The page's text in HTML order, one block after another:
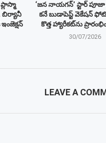
బిర్యానీ
‘జన నాయగన్’ స్టార్ పూజా
కనే బుడాపెస్ట్ వెకేషన్
కొత్త హ్యారీకట్‌ను
30/07/2026
LEAVE A